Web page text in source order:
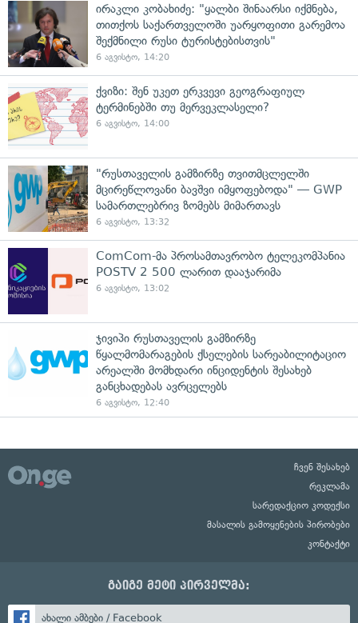
ირაკლი კობახიძე: "ყალბი შინაარსი იქმნება,
თითქოს საქართველოში უარყოფითი გარემოა
შექმნილი რუსი ტურისტებისთვის"
6 აგვისტო, 14:20
ქვიზი: შენ უკეთ ერკვევი გეოგრაფიულ
ტერმინებში თუ მერვეკლასელი?
6 აგვისტო, 14:00
"რუსთაველის გამზირზე თვითმცლელში
მცირეწლოვანი ბავშვი იმყოფებოდა" — GWP
სამართლებრივ ზომებს მიმართავს
6 აგვისტო, 13:32
ComCom-მა პროსამთავრობო ტელეკომპანია
POSTV 2 500 ლარით დააჯარიმა
6 აგვისტო, 13:02
ჯივიპი რუსთაველის გამზირზე
წყალმომარაგების ქსელების სარეაბილიტაციო
არეალში მომხდარი ინციდენტის შესახებ
განცხადებას ავრცელებს
6 აგვისტო, 12:40
ჩვენ შესახებ
რეკლამა
სარედაქციო კოდექსი
მასალის გამოყენების პირობები
კონტაქტი
გაიგე მეტი პირველმა:
ახალი ამბები / Facebook